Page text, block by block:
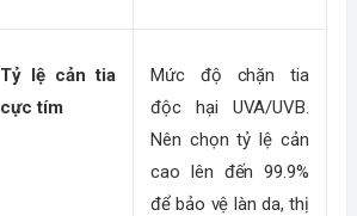
Tỷ lệ cản tia
cực tím
Mức độ chặn tia
độc hại UVA/UVB.
Nên chọn tỷ lệ cản
cao lên đến 99.9%
để bảo vệ làn da, thị